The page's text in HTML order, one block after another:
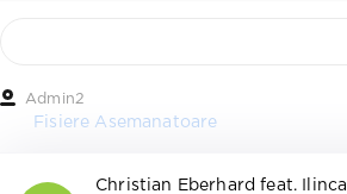
Admin2
Fisiere Asemanatoare
Christian Eberhard feat. Ilinca